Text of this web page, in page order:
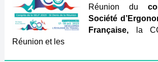
Réunion du
Société
Française,la
Réunion et les